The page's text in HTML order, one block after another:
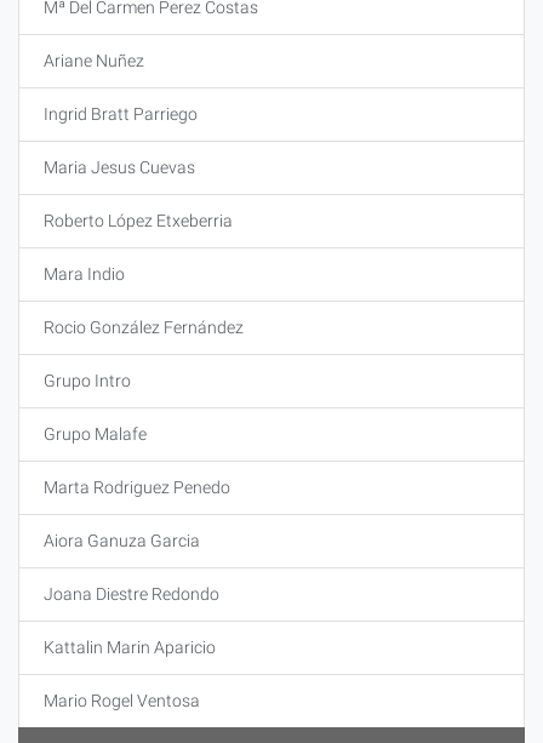
Mª Del Carmen Perez Costas
Ariane Nuñez
Ingrid Bratt Parriego
Maria Jesus Cuevas
Roberto López Etxeberria
Mara Indio
Rocio González Fernández
Grupo Intro
Grupo Malafe
Marta Rodriguez Penedo
Aiora Ganuza Garcia
Joana Diestre Redondo
Kattalin Marin Aparicio
Mario Rogel Ventosa